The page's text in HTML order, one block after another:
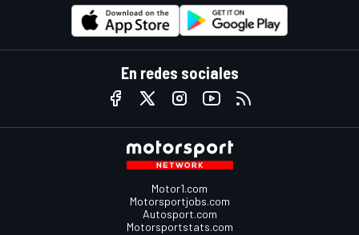
En redes sociales
Motor1.com
Motorsportjobs.com
Autosport.com
Motorsportstats.com